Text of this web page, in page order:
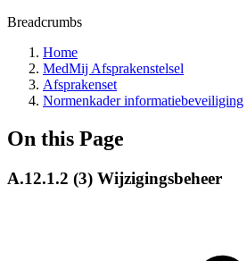
Breadcrumbs
Home
MedMij Afsprakenstelsel
Afsprakenset
Normenkader informatiebeveiliging
On this Page
A.12.1.2 (3) Wijzigingsbeheer